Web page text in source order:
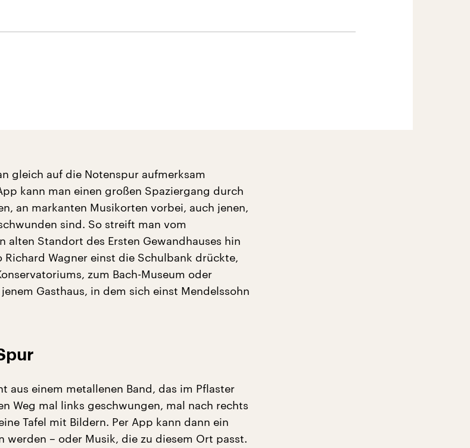
gleich auf die Notenspur aufmerksam
kann man einen großen Spaziergang durch
an markanten Musikorten vorbei, auch jenen,
sind. So streift man vom
alten Standort des Ersten Gewandhauses hin
Richard Wagner einst die Schulbank drückte,
zum Bach-Museum oder
Gasthaus, in dem sich einst Mendelssohn
aus einem metallenen Band, das im Pflaster
Weg mal links geschwungen, mal nach rechts
Tafel mit Bildern. Per App kann dann ein
werden – oder Musik, die zu diesem Ort passt.